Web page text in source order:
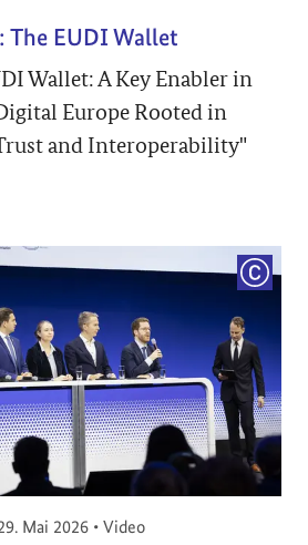
The EUDI Wallet
Wallet: A Key Enabler in
Europe Rooted in
and Interoperability"
am:
Mai 2026 • Video